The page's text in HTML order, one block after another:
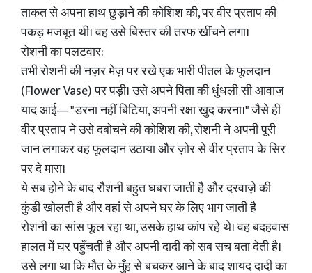
ताकत से अपना हाथ छुड़ाने की कोशिश की, पर वीर प्रताप की
पकड़ मजबूत थी। वह उसे बिस्तर की तरफ खींचने लगा।
रोशनी का पलटवार:
तभी रोशनी की नज़र मेज़ पर रखे एक भारी पीतल के फूलदान
(Flower Vase) पर पड़ी। उसे अपने पिता की धुंधली सी आवाज़
याद आई— "डरना नहीं बिटिया, अपनी रक्षा खुद करना।" जैसे ही
वीर प्रताप ने उसे दबोचने की कोशिश की, रोशनी ने अपनी पूरी
जान लगाकर वह फूलदान उठाया और ज़ोर से वीर प्रताप के सिर
पर दे मारा।
ये सब होने के बाद रौशनी बहुत घबरा जाती है और दरवाज़े की
कुंडी खोलती है और वहां से अपने घर के लिए भाग जाती है
रोशनी का सांस फूल रहा था, उसके हाथ कांप रहे थे। वह बदहवास
हालत में घर पहुँचती है और अपनी दादी को सब सच बता देती है।
उसे लगा था कि मौत के मुँह से बचकर आने के बाद शायद दादी का